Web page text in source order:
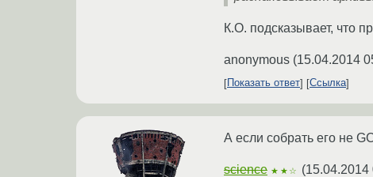
К.О. подсказывает, что
anonymous (15.04.2014
Показать ответ Ссылка
А если собрать его не
science ★★☆ (15.04.2014